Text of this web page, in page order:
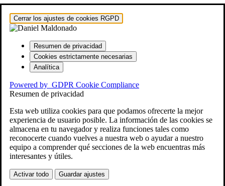
Hestia | Desarrollado porThemeIsle
Cerrar los ajustes de cookies RGPD
Resumen de privacidad
Cookies estrictamente necesarias
Analítica
Powered by GDPR Cookie Compliance
Resumen de privacidad
Esta web utiliza cookies para que podamos ofrecerte la mejor
experiencia de usuario posible. La información de las cookies se
almacena en tu navegador y realiza funciones tales como
reconocerte cuando vuelves a nuestra web o ayudar a nuestro
equipo a comprender qué secciones de la web encuentras más
interesantes y útiles.
Activar todo Guardar ajustes